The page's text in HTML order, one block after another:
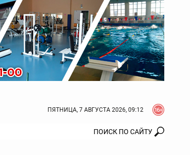
ПЯТНИЦА, 7 АВГУСТА 2026, 09:12